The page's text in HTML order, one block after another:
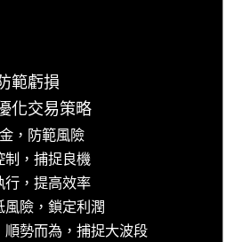
範虧損
化交易策略
，防範風險
制，捕捉良機
行，提高效率
險，鎖定利潤
勢而為，捕捉大波段